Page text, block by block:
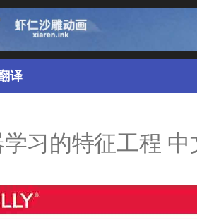
译
习的特征工程 中